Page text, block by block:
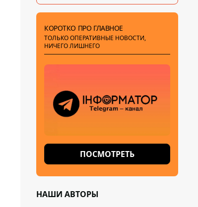
КОРОТКО ПРО ГЛАВНОЕ
ТОЛЬКО ОПЕРАТИВНЫЕ НОВОСТИ,
НИЧЕГО ЛИШНЕГО
ПОСМОТРЕТЬ
НАШИ АВТОРЫ